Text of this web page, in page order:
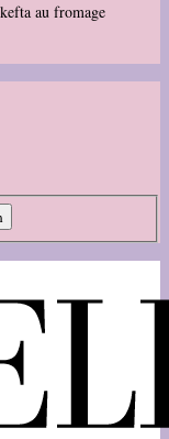
au fromage